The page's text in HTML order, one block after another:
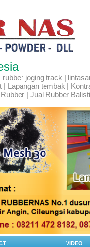
joging track |
Lapangan tembak |
| Jual Rubber
VIDEO